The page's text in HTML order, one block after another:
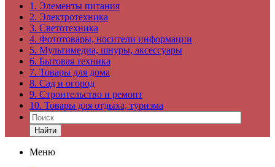
1. Элементы питания
2. Электротехника
3. Светотехника
4. Фототовары, носители информации
5. Мультимедиа, шнуры, аксессуары
6. Бытовая техника
7. Товары для дома
8. Сад и огород
9. Строительство и ремонт
10. Товары для отдыха, туризма
Найти
Меню